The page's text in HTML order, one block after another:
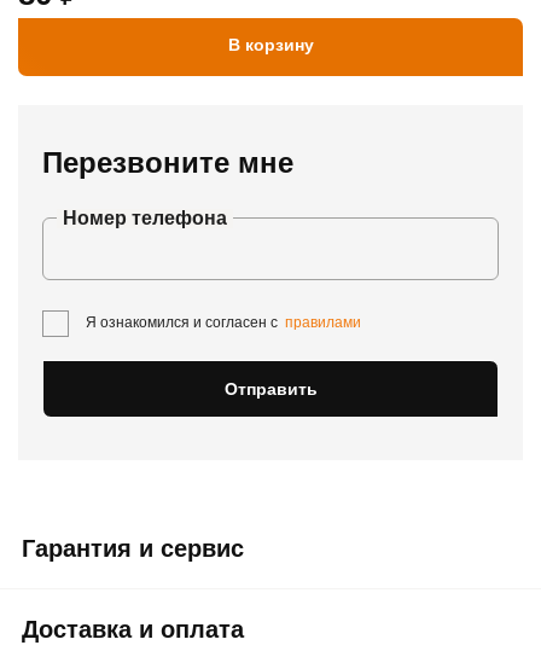
В корзину
Перезвоните мне
Номер телефона
Отправить
Я ознакомился и согласен с правилами
Гарантия и сервис
Доставка и оплата